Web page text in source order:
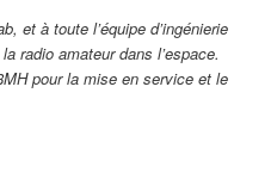
et à toute l’équipe d’ingénierie
radio amateur dans l’espace.
pour la mise en service et le